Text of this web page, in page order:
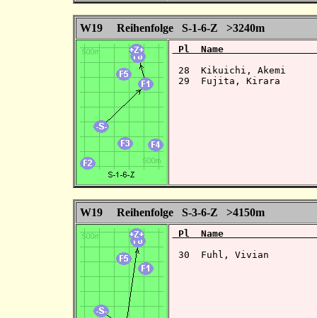
W19 Reihenfolge S-1-6-Z >3240m
Pl  Name
28  Kikuichi, Akemi
29  Fujita, Kirara
W19 Reihenfolge S-3-6-Z >4150m
Pl  Name
30  Fuhl, Vivian